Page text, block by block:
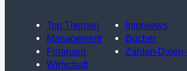
Top Themen
Management
Finanzen
Wirtschaft
Interviews
Bücher
Zahlen-